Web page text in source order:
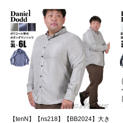
【tenN】【ns218】【BB2024】大き